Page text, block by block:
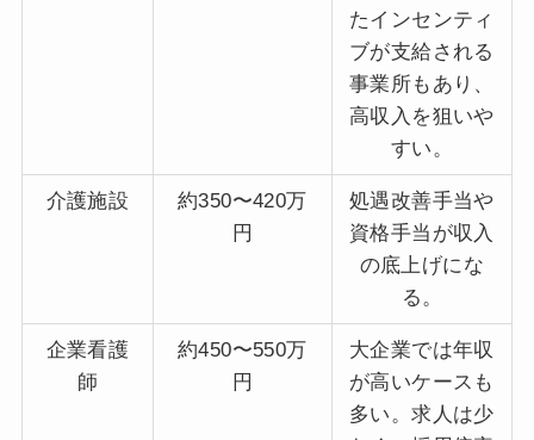
たインセンティ
ブが支給される
事業所もあり、
高収入を狙いや
すい。
介護施設
約350〜420万
円
処遇改善手当や
資格手当が収入
の底上げにな
る。
企業看護
師
約450〜550万
円
大企業では年収
が高いケースも
多い。求人は少